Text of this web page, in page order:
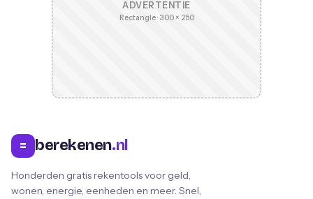
ADVERTENTIE
Rectangle · 300 × 250
= berekenen.nl
Honderden gratis rekentools voor geld,
wonen, energie, eenheden en meer. Snel,